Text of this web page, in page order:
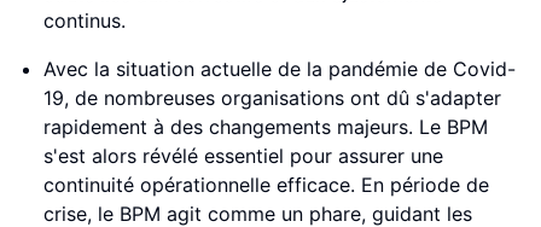
continus.
Avec la situation actuelle de la pandémie de Covid-
19, de nombreuses organisations ont dû s'adapter
rapidement à des changements majeurs. Le BPM
s'est alors révélé essentiel pour assurer une
continuité opérationnelle efficace. En période de
crise, le BPM agit comme un phare, guidant les